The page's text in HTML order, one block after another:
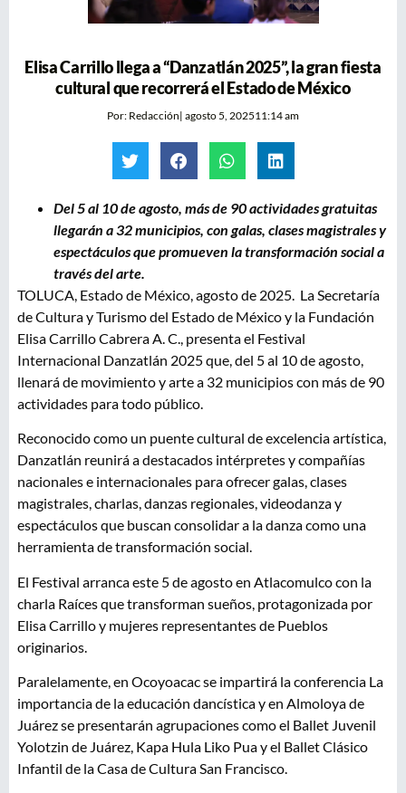
Elisa Carrillo llega a “Danzatlán 2025”, la gran fiesta
cultural que recorrerá el Estado de México
Por: Redacción| agosto 5, 202511:14 am
Del 5 al 10 de agosto, más de 90 actividades gratuitas
llegarán a 32 municipios, con galas, clases magistrales y
espectáculos que promueven la transformación social a
través del arte.
TOLUCA, Estado de México, agosto de 2025. La Secretaría
de Cultura y Turismo del Estado de México y la Fundación
Elisa Carrillo Cabrera A. C., presenta el Festival
Internacional Danzatlán 2025 que, del 5 al 10 de agosto,
llenará de movimiento y arte a 32 municipios con más de 90
actividades para todo público.
Reconocido como un puente cultural de excelencia artística,
Danzatlán reunirá a destacados intérpretes y compañías
nacionales e internacionales para ofrecer galas, clases
magistrales, charlas, danzas regionales, videodanza y
espectáculos que buscan consolidar a la danza como una
herramienta de transformación social.
El Festival arranca este 5 de agosto en Atlacomulco con la
charla Raíces que transforman sueños, protagonizada por
Elisa Carrillo y mujeres representantes de Pueblos
originarios.
Paralelamente, en Ocoyoacac se impartirá la conferencia La
importancia de la educación dancística y en Almoloya de
Juárez se presentarán agrupaciones como el Ballet Juvenil
Yolotzin de Juárez, Kapa Hula Liko Pua y el Ballet Clásico
Infantil de la Casa de Cultura San Francisco.